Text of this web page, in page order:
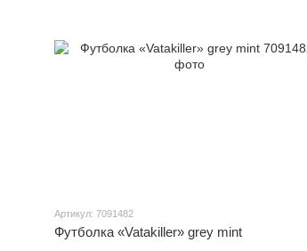
Артикул: 7091482
Футболка «Vatakiller» grey mint